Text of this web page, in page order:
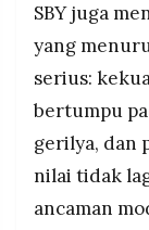
SBY juga
yang
serius:
bertumpu
gerilya, dan
nilai tidak
ancaman